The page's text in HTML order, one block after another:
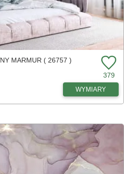
MARMUR ( 26757 )
379
WYMIARY